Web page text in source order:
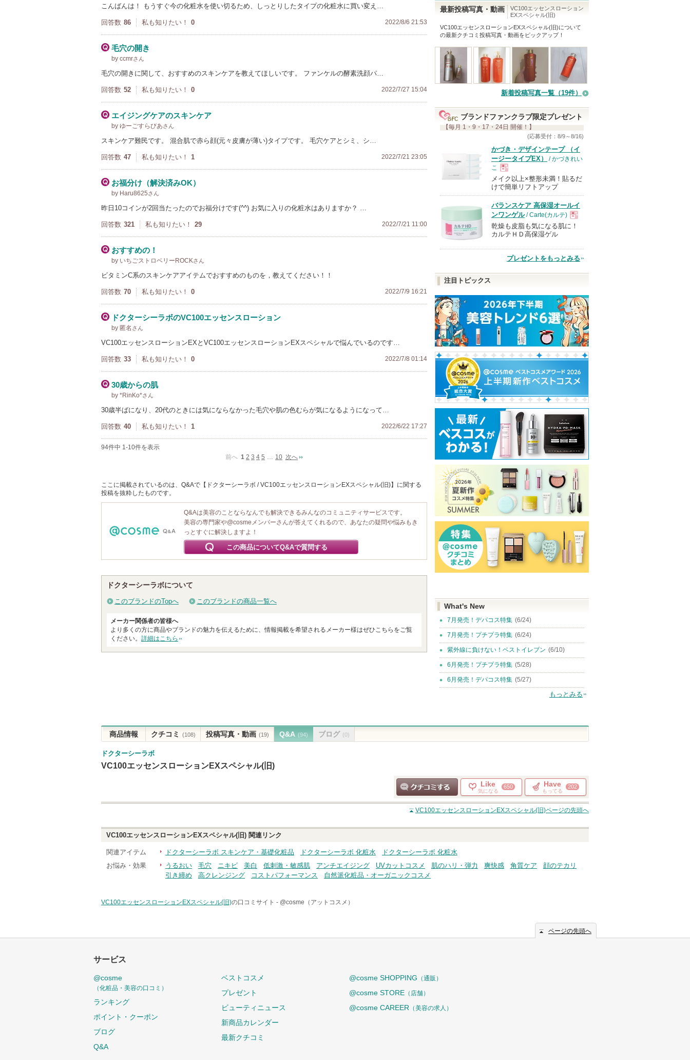
こんばんは！ もうすぐ今の化粧水を使い切るため、しっとりしたタイプの化粧水に買い変え…
回答数 86 私も知りたい！ 0 2022/8/6 21:53
毛穴の開き
by ccmrさん
毛穴の開きに関して、おすすめのスキンケアを教えてほしいです。 ファンケルの酵素洗顔パ…
回答数 52 私も知りたい！ 0 2022/7/27 15:04
エイジングケアのスキンケア
by ゆーごすらびあさん
スキンケア難民です。 混合肌で赤ら顔(元々皮膚が薄い)タイプです。 毛穴ケアとシミ、シ…
回答数 47 私も知りたい！ 1 2022/7/21 23:05
お福分け（解決済みOK）
by Haru8625さん
昨日10コインが2回当たったのでお福分けです(^^) お気に入りの化粧水はありますか？ …
回答数 321 私も知りたい！ 29 2022/7/21 11:00
おすすめの！
by いちごストロベリーROCKさん
ビタミンC系のスキンケアアイテムでおすすめのものを，教えてください！！
回答数 70 私も知りたい！ 0 2022/7/9 16:21
ドクターシーラボのVC100エッセンスローション
by 匿名 さん
VC100エッセンスローションEXとVC100エッセンスローションEXスペシャルで悩んでいるのです…
回答数 33 私も知りたい！ 0 2022/7/8 01:14
30歳からの肌
by *RinKo*さん
30歳半ばになり、20代のときには気にならなかった毛穴や肌の色むらが気になるようになって…
回答数 40 私も知りたい！ 1 2022/6/22 17:27
94件中 1-10件を表示
前へ 1 2 3 4 5 … 10 次へ
ここに掲載されているのは、Q&Aで【ドクターシーラボ / VC100エッセンスローションEXスペシャル(旧)】に関する
投稿を抜粋したものです。
Q&Aは美容のことならなんでも解決できるみんなのコミュニティサービスです。
美容の専門家や@cosmeメンバーさんが答えてくれるので、あなたの疑問や悩みもき
っとすぐに解決しますよ！
この商品についてQ&Aで質問する
ドクターシーラボについて
このブランドのTopへ このブランドの商品一覧へ
メーカー関係者の皆様へ
より多くの方に商品やブランドの魅力を伝えるために、情報掲載を希望されるメーカー様はぜひこちらをご覧
ください。 詳細はこちら
に
り
録
さ
て
ま
す
最新投稿写真・動画
VC100エッセンスローション
EXスペシャル(旧)
VC100エッセンスローションEXスペシャル(旧)について
の最新クチコミ投稿写真・動画をピックアップ！
新着投稿写真一覧（19件）
ブランドファンクラブ限定プレゼント
【毎月 1・9・17・24日 開催！】
(応募受付：8/9～8/16)
かづき・デザインテープ （イ
ージータイプEX）
/ かづきれい
こ
現
品
メイク以上×整形未満！貼るだ
けで簡単リフトアップ
バランスケア 高保湿オールイ
ンワンゲル/ Carte(カルテ)
現
品
乾燥も皮脂も気になる肌に！
カルテＨＤ高保湿ゲル
プレゼントをもっとみる
注目トピックス
What's New
7月発売！デパコス特集 (6/24)
7月発売！プチプラ特集 (6/24)
紫外線に負けない！ベストイレブン (6/10)
6月発売！プチプラ特集 (5/28)
6月発売！デパコス特集 (5/27)
もっとみる
商品情報 クチコミ (108) 投稿写真・動画 (19) Q&A (94) ブログ (0)
ドクターシーラボ
VC100エッセンスローションEXスペシャル(旧)
クチコミする
Like
気になる
650 Have
もってる
202
VC100エッセンスローションEXスペシャル(旧)ページの先頭へ
VC100エッセンスローションEXスペシャル(旧) 関連リンク
関連アイテム ドクターシーラボ スキンケア・基礎化粧品 ドクターシーラボ 化粧水
ドクターシーラボ 化粧水
お悩み・効果
うるおい 毛穴 ニキビ 美白 低刺激・敏感肌 アンチエイジング UVカットコスメ 肌のハリ・弾力 爽快感 角質ケア
顔のテカリ
引き締め
高クレンジング コストパフォーマンス 自然派化粧品・オーガニックコスメ
VC100エッセンスローションEXスペシャル(旧)の口コミサイト - @cosme（アットコスメ）
ページの先頭へ
サービス
@cosme
（化粧品・美容の口コミ）
ランキング
ポイント・クーポン
ブログ
Q&A
ベストコスメ
プレゼント
ビューティニュース
新商品カレンダー
最新クチコミ
@cosme SHOPPING （通販）
@cosme STORE （店舗）
@cosme CAREER （美容の求人）